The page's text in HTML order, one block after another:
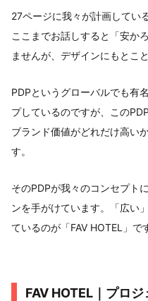
27ページに我々が計画してい
ここまでお話しすると「安か
ませんが、デザインにもとこ
PDPというグローバルでも有
プしているのですが、この
ブランド価値がどれだけ高い
す。
そのPDPが我々のコンセプト
ンを手がけています。「広い
ているのが「FAV HOTEL」で
FAV HOTEL｜プロ